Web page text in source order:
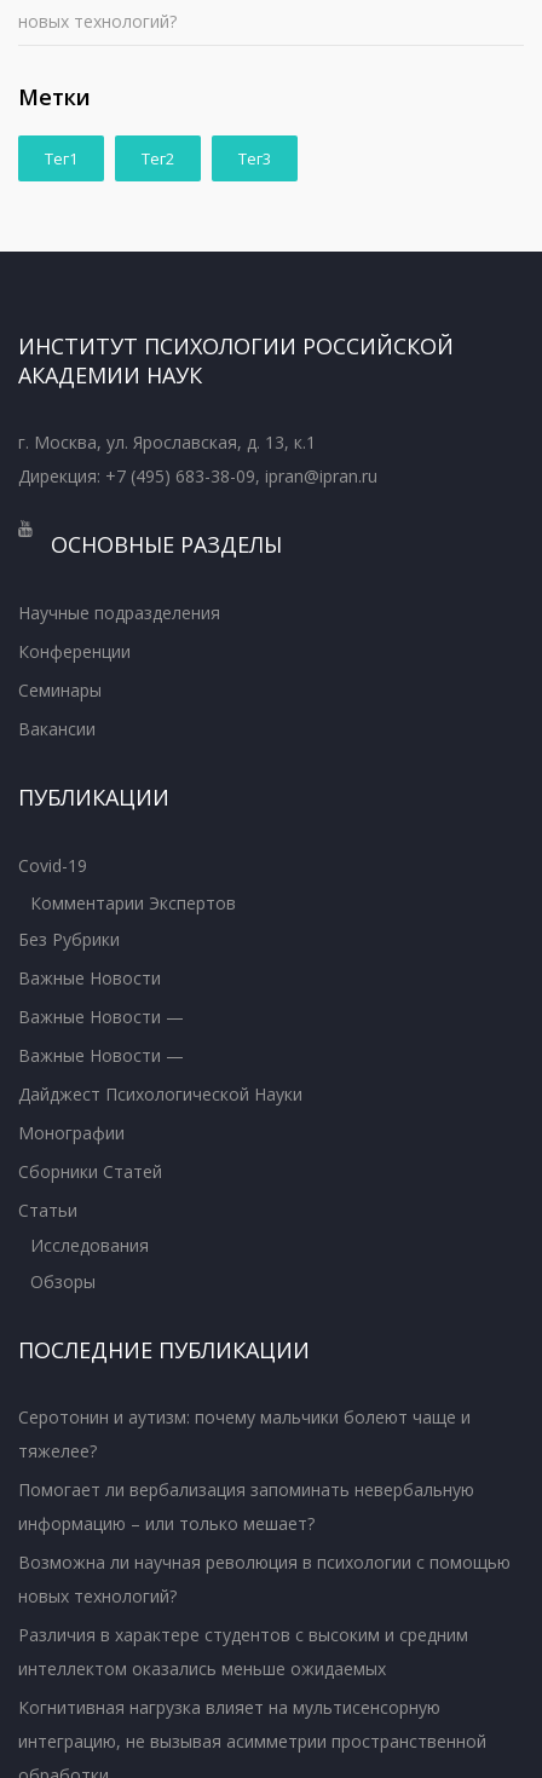
новых технологий?
Метки
Тег1 Тег2 Тег3
ИНСТИТУТ ПСИХОЛОГИИ РОССИЙСКОЙ
АКАДЕМИИ НАУК
г. Москва, ул. Ярославская, д. 13, к.1
Дирекция: +7 (495) 683-38-09, ipran@ipran.ru
ОСНОВНЫЕ РАЗДЕЛЫ
Научные подразделения
Конференции
Семинары
Вакансии
ПУБЛИКАЦИИ
Covid-19
Комментарии Экспертов
Без Рубрики
Важные Новости
Важные Новости —
Важные Новости —
Дайджест Психологической Науки
Монографии
Сборники Статей
Статьи
Исследования
Обзоры
ПОСЛЕДНИЕ ПУБЛИКАЦИИ
Серотонин и аутизм: почему мальчики болеют чаще и
тяжелее?
Помогает ли вербализация запоминать невербальную
информацию – или только мешает?
Возможна ли научная революция в психологии с помощью
новых технологий?
Различия в характере студентов с высоким и средним
интеллектом оказались меньше ожидаемых
Когнитивная нагрузка влияет на мультисенсорную
интеграцию, не вызывая асимметрии пространственной